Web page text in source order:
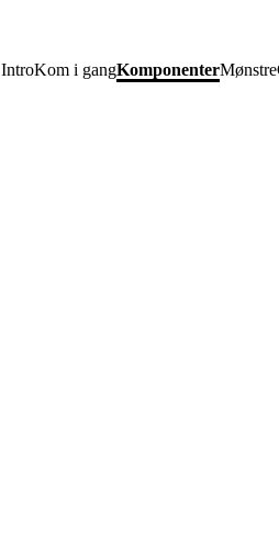
IntroKom i gangKomponenterMønstre